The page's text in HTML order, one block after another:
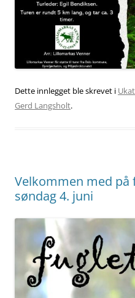
Dette innlegget ble skrevet i
Gerd Langsholt.
Velkommen med
søndag 4. juni